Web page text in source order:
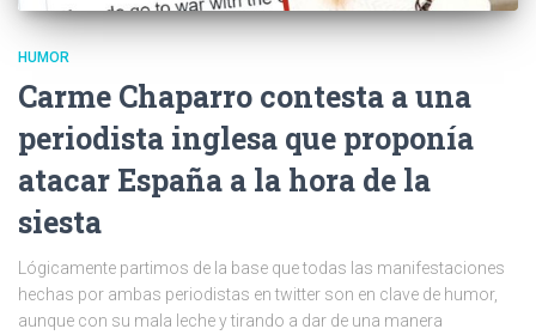
HUMOR
Carme Chaparro contesta a una
periodista inglesa que proponía
atacar España a la hora de la
siesta
Lógicamente partimos de la base que todas las manifestaciones
hechas por ambas periodistas en twitter son en clave de humor,
aunque con su mala leche y tirando a dar de una manera